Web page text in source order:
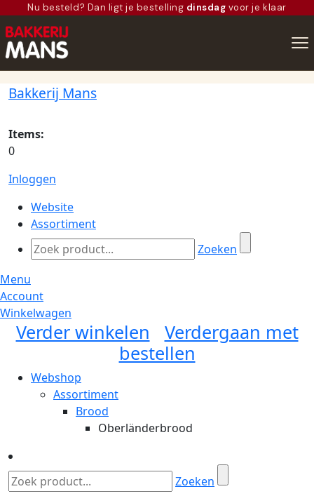
Nu besteld? Dan ligt je bestelling dinsdag voor je klaar